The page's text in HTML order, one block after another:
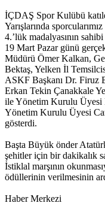
İÇDAŞ Spor Kulübü
Yarışlarında
4.’lük madalyasının
19 Mart Pazar günü
Müdürü Ömer Kalkan,
Bektaş, Yelken İl
ASKF Başkanı Dr. Firuz
Erkan Tekin Çanakkale
ile Yönetim Kurulu Üyesi
Yönetim Kurulu Üyesi
gösterdi.
Başta Büyük önder
şehitler için bir dakikalık
İstiklal marşının
ödüllerinin verilmesinin
Haber Merkezi